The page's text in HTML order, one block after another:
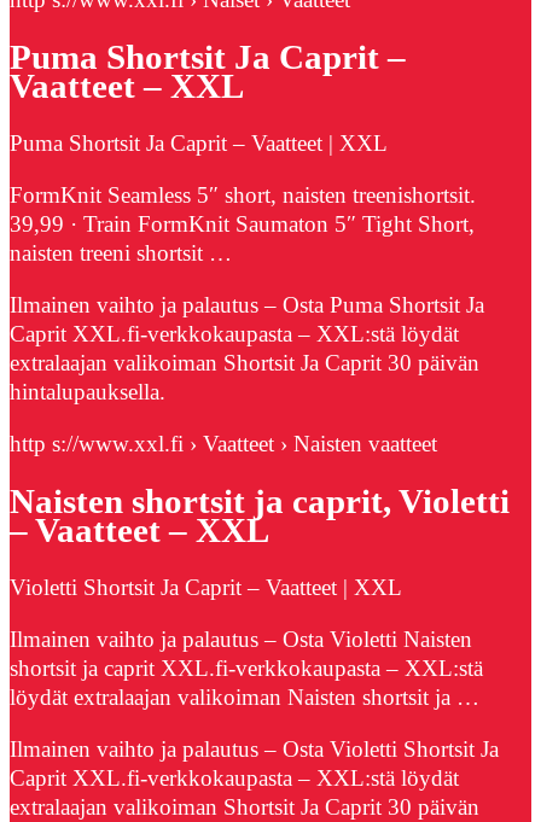
Puma Shortsit Ja Caprit –
Vaatteet – XXL
Puma Shortsit Ja Caprit – Vaatteet | XXL
FormKnit Seamless 5″ short, naisten treenishortsit.
39,99 · Train FormKnit Saumaton 5″ Tight Short,
naisten treeni shortsit …
Ilmainen vaihto ja palautus – Osta Puma Shortsit Ja
Caprit XXL.fi-verkkokaupasta – XXL:stä löydät
extralaajan valikoiman Shortsit Ja Caprit 30 päivän
hintalupauksella.
http s://www.xxl.fi › Vaatteet › Naisten vaatteet
Naisten shortsit ja caprit, Violetti
– Vaatteet – XXL
Violetti Shortsit Ja Caprit – Vaatteet | XXL
Ilmainen vaihto ja palautus – Osta Violetti Naisten
shortsit ja caprit XXL.fi-verkkokaupasta – XXL:stä
löydät extralaajan valikoiman Naisten shortsit ja …
Ilmainen vaihto ja palautus – Osta Violetti Shortsit Ja
Caprit XXL.fi-verkkokaupasta – XXL:stä löydät
extralaajan valikoiman Shortsit Ja Caprit 30 päivän